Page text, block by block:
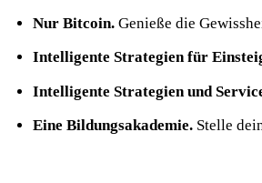
Nur Bitcoin.Genieße die
Intelligente Strategien für
Intelligente Strategien und
Eine Bildungsakademie.Stelle